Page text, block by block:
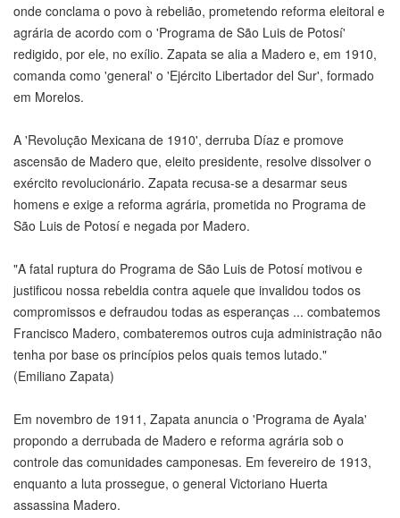
onde conclama o povo à rebelião, prometendo reforma eleitoral e
agrária de acordo com o 'Programa de São Luis de Potosí'
redigido, por ele, no exílio. Zapata se alia a Madero e, em 1910,
comanda como 'general' o 'Ejército Libertador del Sur', formado
em Morelos.
A 'Revolução Mexicana de 1910', derruba Díaz e promove
ascensão de Madero que, eleito presidente, resolve dissolver o
exército revolucionário. Zapata recusa-se a desarmar seus
homens e exige a reforma agrária, prometida no Programa de
São Luis de Potosí e negada por Madero.
"A fatal ruptura do Programa de São Luis de Potosí motivou e
justificou nossa rebeldia contra aquele que invalidou todos os
compromissos e defraudou todas as esperanças ... combatemos
Francisco Madero, combateremos outros cuja administração não
tenha por base os princípios pelos quais temos lutado."
(Emiliano Zapata)
Em novembro de 1911, Zapata anuncia o 'Programa de Ayala'
propondo a derrubada de Madero e reforma agrária sob o
controle das comunidades camponesas. Em fevereiro de 1913,
enquanto a luta prossegue, o general Victoriano Huerta
assassina Madero.